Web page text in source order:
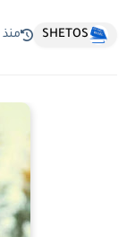
SHETOS منذ 5 سنة